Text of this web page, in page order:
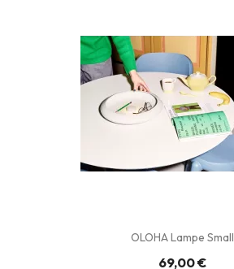
OLOHA Lampe Small
69,00 €